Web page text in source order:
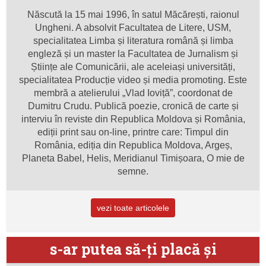
Născută la 15 mai 1996, în satul Măcărești, raionul
Ungheni. A absolvit Facultatea de Litere, USM,
specialitatea Limba și literatura română și limba
engleză și un master la Facultatea de Jurnalism și
Științe ale Comunicării, ale aceleiași universități,
specialitatea Producție video și media promoting. Este
membră a atelierului „Vlad Ioviță”, coordonat de
Dumitru Crudu. Publică poezie, cronică de carte și
interviu în reviste din Republica Moldova și România,
ediții print sau on-line, printre care: Timpul din
România, ediția din Republica Moldova, Argeș,
Planeta Babel, Helis, Meridianul Timișoara, O mie de
semne.
vezi toate articolele
s-ar putea să-ţi placă şi